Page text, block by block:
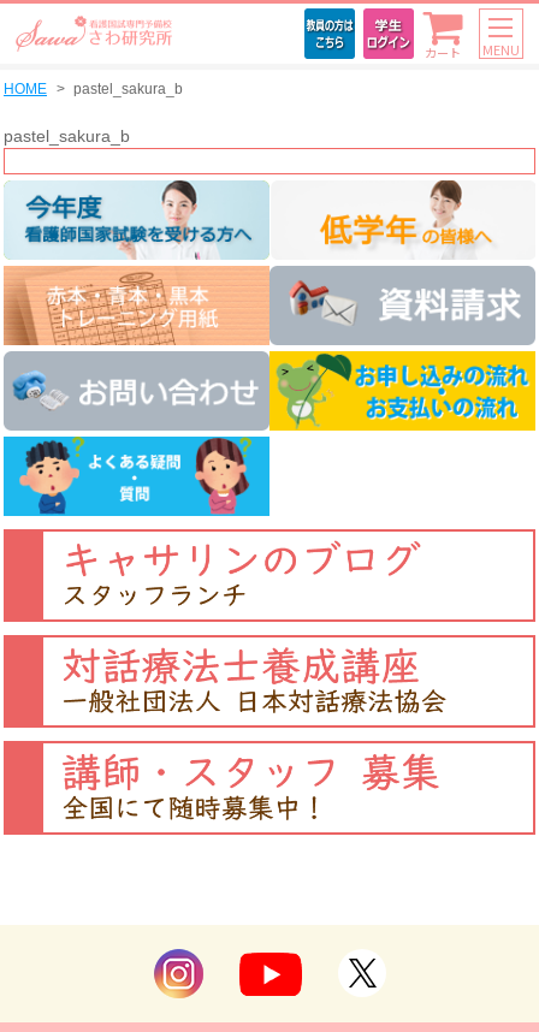
カート MENU
HOME pastel_sakura_b
pastel_sakura_b